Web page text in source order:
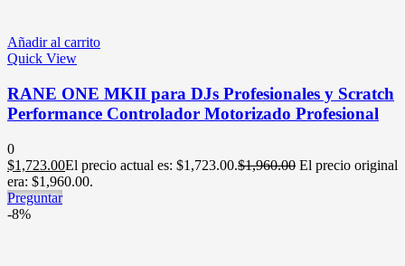
Añadir al carrito
Quick View
RANE ONE MKII para DJs Profesionales y Scratch
Performance Controlador Motorizado Profesional
0
$1,723.00El precio actual es: $1,723.00.$1,960.00 El precio original
era: $1,960.00.
Preguntar
-8%